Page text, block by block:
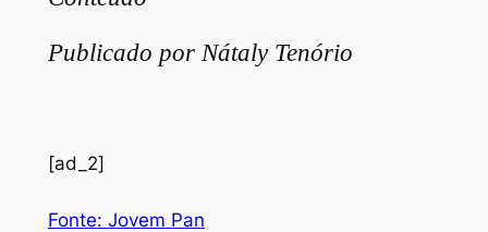
Publicado por Nátaly Tenório
[ad_2]
Fonte: Jovem Pan